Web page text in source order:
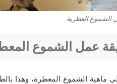
الشموع العطرية
عمل الشموع
ماهية الشموع المعطرة، وهذا